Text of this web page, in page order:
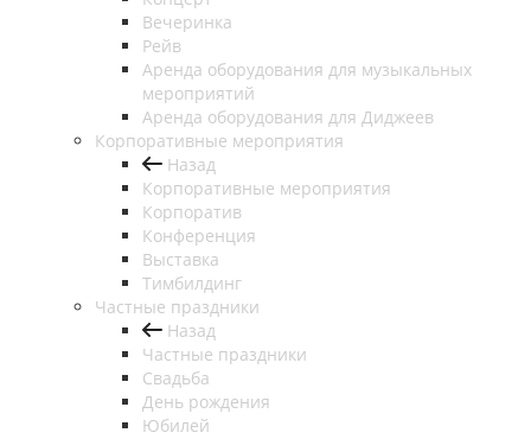
Вечеринка
Рейв
Аренда оборудования для музыкальных
мероприятий
Аренда оборудования для Диджеев
Корпоративные мероприятия
Назад
Корпоративные мероприятия
Корпоратив
Конференция
Выставка
Тимбилдинг
Частные праздники
Назад
Частные праздники
Свадьба
День рождения
Юбилей